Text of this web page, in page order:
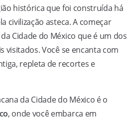
histórica que foi construída há
civilização asteca. A começar
Cidade do México que é um dos
visitados. Você se encanta com
repleta de recortes e
da Cidade do México é o
, onde você embarca em